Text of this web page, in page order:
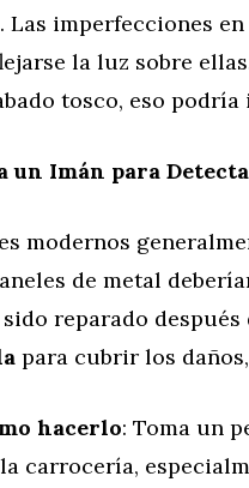
Las imperfecciones
la luz sobre
tosco, eso
un Imán para
modernos
de metal
reparado
para cubrir los
hacerlo: Toma un
carrocería,